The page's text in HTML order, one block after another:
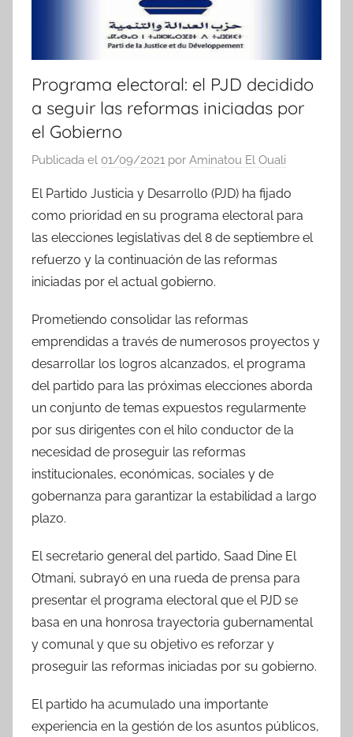
Programa electoral: el PJD decidido
a seguir las reformas iniciadas por
el Gobierno
Publicada el 01/09/2021 por Aminatou El Ouali
El Partido Justicia y Desarrollo (PJD) ha fijado
como prioridad en su programa electoral para
las elecciones legislativas del 8 de septiembre el
refuerzo y la continuación de las reformas
iniciadas por el actual gobierno.
Prometiendo consolidar las reformas
emprendidas a través de numerosos proyectos y
desarrollar los logros alcanzados, el programa
del partido para las próximas elecciones aborda
un conjunto de temas expuestos regularmente
por sus dirigentes con el hilo conductor de la
necesidad de proseguir las reformas
institucionales, económicas, sociales y de
gobernanza para garantizar la estabilidad a largo
plazo.
El secretario general del partido, Saad Dine El
Otmani, subrayó en una rueda de prensa para
presentar el programa electoral que el PJD se
basa en una honrosa trayectoria gubernamental
y comunal y que su objetivo es reforzar y
proseguir las reformas iniciadas por su gobierno.
El partido ha acumulado una importante
experiencia en la gestión de los asuntos públicos,